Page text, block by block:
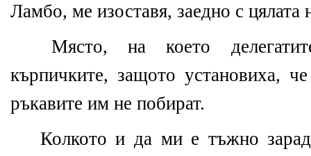
Ламбо, ме изоставя, заедно с цялата
Място, на което
кърпичките, защото установиха,
ръкавите им не побират.
Колкото и да ми е тъжно